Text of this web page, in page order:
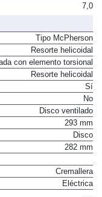
7,0
Tipo McPherson
Resorte helicoidal
con elemento torsional
Resorte helicoidal
Sí
No
Disco ventilado
293 mm
Disco
282 mm
Cremallera
Eléctrica